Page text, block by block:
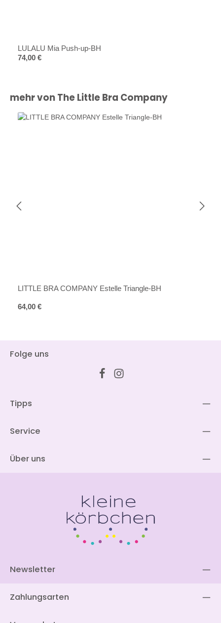
LULALU Mia Push-up-BH
Regulärer Preis:
74,00 €
Produktgalerie überspringen
mehr von The Little Bra Company
LITTLE BRA COMPANY Estelle Triangle-BH
Regulärer Preis:
64,00 €
Folge uns
Tipps
Service
Über uns
Newsletter
Zahlungsarten